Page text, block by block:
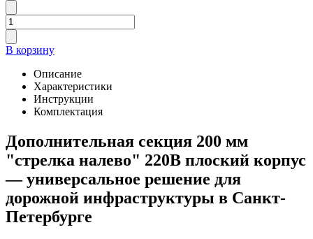
В корзину
Описание
Характеристики
Инструкции
Комплектация
Дополнительная секция 200 мм
"стрелка налево" 220В плоский корпус
— универсальное решение для
дорожной инфраструктуры в Санкт-
Петербурге